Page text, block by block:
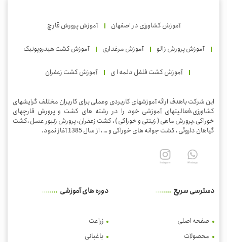
آموزش کشاورزی در اصفهان آموزش پرورش قارچ
آموزش پرورش زالو آموزش مرغداری آموزش کشت هیدروپونیک
آموزش کشت فلفل دلمه ا ی آموزش کشت زعفران
این شرکت باهدف ارائه آموزشهای کاربردی وعملی برای کاربران مختلف گرایشهای
کشاورزی،فعالیتهای آموزشی خود را در رشته های کشت و پرورش قارچهای
خوراکی ،پرورش ماهی ( زینتی و خوراکی ) ، کشت زعفران، پرورش زنبور عسل ،کشت
گیاهان داروئی ، کشت جوانه های خوراکی و … ، از سال 1385 آغاز نمود.
دسترسی سریع
صفحه اصلی
محصولات
دوره های آموزشی
زراعت
باغبانی